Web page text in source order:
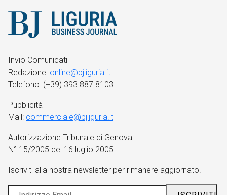
Invio Comunicati
Redazione: online@bjliguria.it
Telefono: (+39) 393 887 8103
Pubblicità
Mail: commerciale@bjliguria.it
Autorizzazione Tribunale di Genova
N° 15/2005 del 16 luglio 2005
Iscriviti alla nostra newsletter per rimanere aggiornato.